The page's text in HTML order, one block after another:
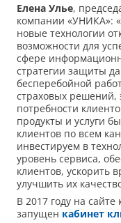
Елена Улье,
компании «УНИКА»:
новые технологии
возможности для
сфере
стратегии защиты
бесперебойной
страховых решений,
потребности
продукты и услуги
клиентов по всем
инвестируем в
уровень сервиса,
клиентов, ускорить
улучшить их
В 2017 году на
запущен кабинет